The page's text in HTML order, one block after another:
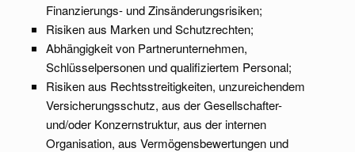
Finanzierungs- und Zinsänderungsrisiken;
Risiken aus Marken und Schutzrechten;
Abhängigkeit von Partnerunternehmen,
Schlüsselpersonen und qualifiziertem Personal;
Risiken aus Rechtsstreitigkeiten, unzureichendem
Versicherungsschutz, aus der Gesellschafter-
und/oder Konzernstruktur, aus der internen
Organisation, aus Vermögensbewertungen und